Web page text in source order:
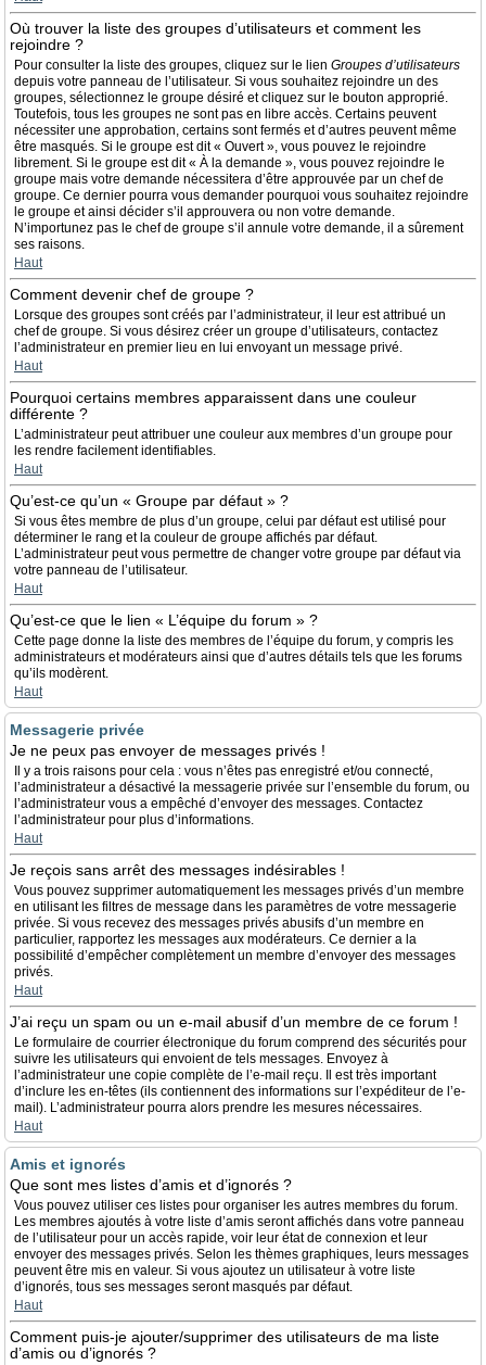
Où trouver la liste des groupes d’utilisateurs et comment les
rejoindre ?
Pour consulter la liste des groupes, cliquez sur le lien Groupes d’utilisateurs
depuis votre panneau de l’utilisateur. Si vous souhaitez rejoindre un des
groupes, sélectionnez le groupe désiré et cliquez sur le bouton approprié.
Toutefois, tous les groupes ne sont pas en libre accès. Certains peuvent
nécessiter une approbation, certains sont fermés et d’autres peuvent même
être masqués. Si le groupe est dit « Ouvert », vous pouvez le rejoindre
librement. Si le groupe est dit « À la demande », vous pouvez rejoindre le
groupe mais votre demande nécessitera d’être approuvée par un chef de
groupe. Ce dernier pourra vous demander pourquoi vous souhaitez rejoindre
le groupe et ainsi décider s’il approuvera ou non votre demande.
N’importunez pas le chef de groupe s’il annule votre demande, il a sûrement
ses raisons.
Haut
Comment devenir chef de groupe ?
Lorsque des groupes sont créés par l’administrateur, il leur est attribué un
chef de groupe. Si vous désirez créer un groupe d’utilisateurs, contactez
l’administrateur en premier lieu en lui envoyant un message privé.
Haut
Pourquoi certains membres apparaissent dans une couleur
différente ?
L’administrateur peut attribuer une couleur aux membres d’un groupe pour
les rendre facilement identifiables.
Haut
Qu’est-ce qu’un « Groupe par défaut » ?
Si vous êtes membre de plus d’un groupe, celui par défaut est utilisé pour
déterminer le rang et la couleur de groupe affichés par défaut.
L’administrateur peut vous permettre de changer votre groupe par défaut via
votre panneau de l’utilisateur.
Haut
Qu’est-ce que le lien « L’équipe du forum » ?
Cette page donne la liste des membres de l’équipe du forum, y compris les
administrateurs et modérateurs ainsi que d’autres détails tels que les forums
qu’ils modèrent.
Haut
Messagerie privée
Je ne peux pas envoyer de messages privés !
Il y a trois raisons pour cela : vous n’êtes pas enregistré et/ou connecté,
l’administrateur a désactivé la messagerie privée sur l’ensemble du forum, ou
l’administrateur vous a empêché d’envoyer des messages. Contactez
l’administrateur pour plus d’informations.
Haut
Je reçois sans arrêt des messages indésirables !
Vous pouvez supprimer automatiquement les messages privés d’un membre
en utilisant les filtres de message dans les paramètres de votre messagerie
privée. Si vous recevez des messages privés abusifs d’un membre en
particulier, rapportez les messages aux modérateurs. Ce dernier a la
possibilité d’empêcher complètement un membre d’envoyer des messages
privés.
Haut
J’ai reçu un spam ou un e-mail abusif d’un membre de ce forum !
Le formulaire de courrier électronique du forum comprend des sécurités pour
suivre les utilisateurs qui envoient de tels messages. Envoyez à
l’administrateur une copie complète de l’e-mail reçu. Il est très important
d’inclure les en-têtes (ils contiennent des informations sur l’expéditeur de l’e-
mail). L’administrateur pourra alors prendre les mesures nécessaires.
Haut
Amis et ignorés
Que sont mes listes d’amis et d’ignorés ?
Vous pouvez utiliser ces listes pour organiser les autres membres du forum.
Les membres ajoutés à votre liste d’amis seront affichés dans votre panneau
de l’utilisateur pour un accès rapide, voir leur état de connexion et leur
envoyer des messages privés. Selon les thèmes graphiques, leurs messages
peuvent être mis en valeur. Si vous ajoutez un utilisateur à votre liste
d’ignorés, tous ses messages seront masqués par défaut.
Haut
Comment puis-je ajouter/supprimer des utilisateurs de ma liste
d’amis ou d’ignorés ?